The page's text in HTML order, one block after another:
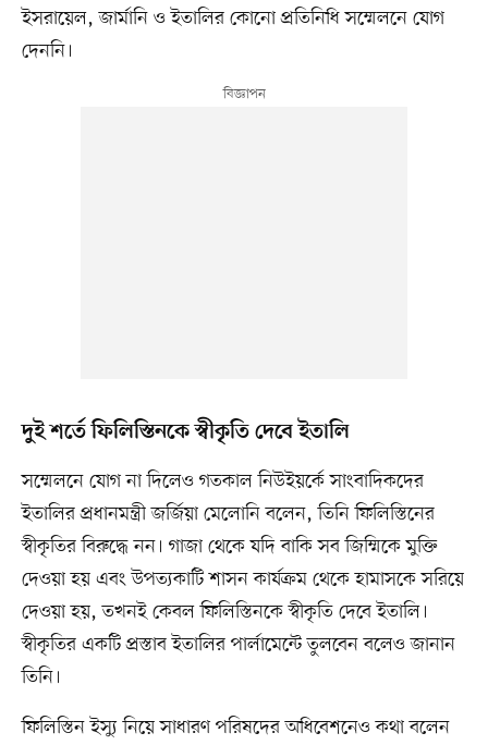
ইসরায়েল, জার্মানি ও ইতালির কোনো প্রতিনিধি সম্মেলনে যোগ
দেননি।
দুই শর্তে ফিলিস্তিনকে স্বীকৃতি দেবে ইতালি
সম্মেলনে যোগ না দিলেও গতকাল নিউইয়র্কে সাংবাদিকদের
ইতালির প্রধানমন্ত্রী জর্জিয়া মেলোনি বলেন, তিনি ফিলিস্তিনের
স্বীকৃতির বিরুদ্ধে নন। গাজা থেকে যদি বাকি সব জিম্মিকে মুক্তি
দেওয়া হয় এবং উপত্যকাটি শাসন কার্যক্রম থেকে হামাসকে সরিয়ে
দেওয়া হয়, তখনই কেবল ফিলিস্তিনকে স্বীকৃতি দেবে ইতালি।
স্বীকৃতির একটি প্রস্তাব ইতালির পার্লামেন্টে তুলবেন বলেও জানান
তিনি।
ফিলিস্তিন ইস্যু নিয়ে সাধারণ পরিষদের অধিবেশনেও কথা বলেন